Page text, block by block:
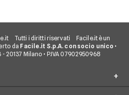
Tutti i diritti riservati
Facile.it è un
da Facile.it S.p.A. con socio unico •
- 20137 Milano • P.IVA 07902950968